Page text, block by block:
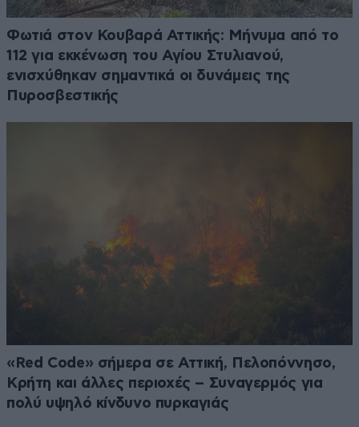
Φωτιά στον Κουβαρά Αττικής: Μήνυμα από το
112 για εκκένωση του Αγίου Στυλιανού,
ενισχύθηκαν σημαντικά οι δυνάμεις της
Πυροσβεστικής
«Red Code» σήμερα σε Αττική, Πελοπόννησο,
Κρήτη και άλλες περιοχές – Συναγερμός για
πολύ υψηλό κίνδυνο πυρκαγιάς